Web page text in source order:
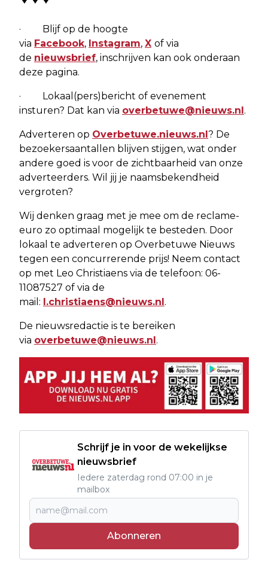
· Blijf op de hoogte
via Facebook, Instagram, X of via
de nieuwsbrief, inschrijven kan ook onderaan
deze pagina.
· Lokaal(pers)bericht of evenement
insturen? Dat kan via overbetuwe@nieuws.nl.
Adverteren op Overbetuwe.nieuws.nl? De
bezoekersaantallen blijven stijgen, wat onder
andere goed is voor de zichtbaarheid van onze
adverteerders. Wil jij je naamsbekendheid
vergroten?
Wij denken graag met je mee om de reclame-
euro zo optimaal mogelijk te besteden. Door
lokaal te adverteren op Overbetuwe Nieuws
tegen een concurrerende prijs! Neem contact
op met Leo Christiaens via de telefoon: 06-
11087527 of via de
mail: l.christiaens@nieuws.nl.
De nieuwsredactie is te bereiken
via overbetuwe@nieuws.nl.
Schrijf je in voor de wekelijkse
nieuwsbrief
Iedere zaterdag rond 07:00 in je
mailbox
Abonneren